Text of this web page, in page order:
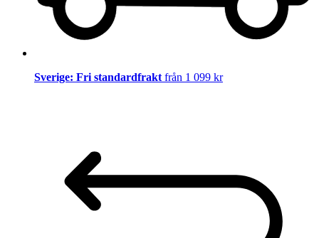
Sverige: Fri standardfrakt från 1 099 kr